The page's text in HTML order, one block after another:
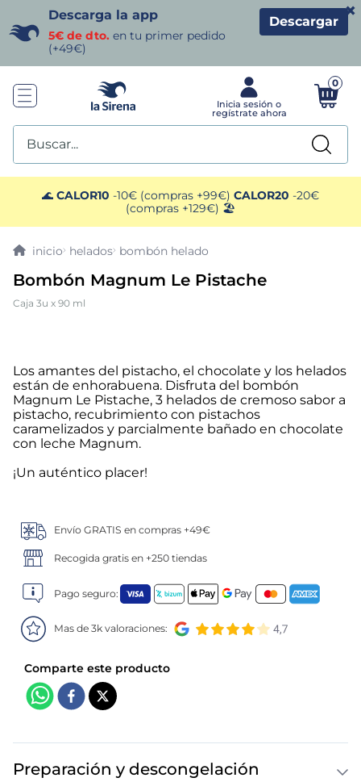
Descarga la app
5€ de dto. en tu primer pedido
(+49€)
Descargar
×
0
Buscar...
🌊 CALOR10 -10€ (compras +99€) CALOR20 -20€
(compras +129€) 🏖️
helados bombón helado
Bombón Magnum Le Pistache
Caja 3u x 90 ml
Los amantes del pistacho, el chocolate y los helados
están de enhorabuena. Disfruta del bombón
Magnum Le Pistache, 3 helados de cremoso sabor a
pistacho, recubrimiento con pistachos
caramelizados y parcialmente bañado en chocolate
con leche Magnum.
¡Un auténtico placer!
Envío GRATIS en compras +49€
Recogida gratis en +250 tiendas
Pago seguro:
Mas de 3k valoraciones:
Preparación y descongelación
TÉRMINOS MÁS BUSCADOS
1. helados sirena
3. patatas
5. verduras
6. croquetas
7 . canelones
. sushi
10. listísimos